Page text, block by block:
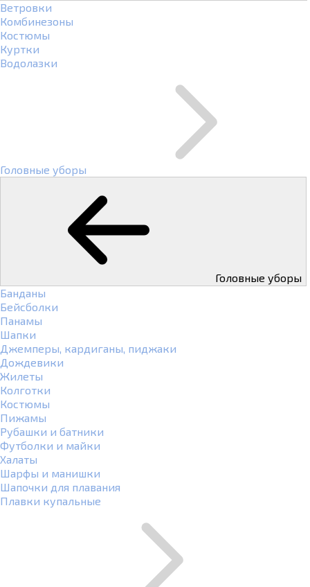
Ветровки
Комбинезоны
Костюмы
Куртки
Водолазки
Головные уборы
Головные уборы
Банданы
Бейсболки
Панамы
Шапки
Джемперы, кардиганы, пиджаки
Дождевики
Жилеты
Колготки
Костюмы
Пижамы
Рубашки и батники
Футболки и майки
Халаты
Шарфы и манишки
Шапочки для плавания
Плавки купальные